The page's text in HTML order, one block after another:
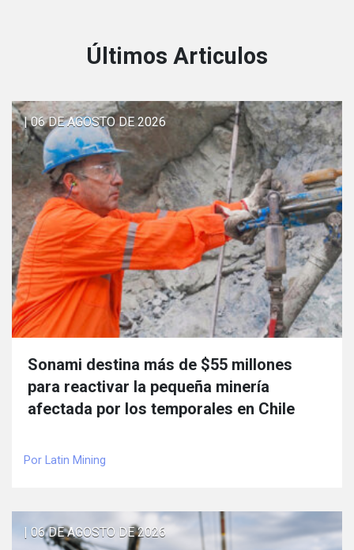
Últimos Articulos
| 06 DE AGOSTO DE 2026
Sonami destina más de $55 millones
para reactivar la pequeña minería
afectada por los temporales en Chile
Por Latin Mining
| 06 DE AGOSTO DE 2026